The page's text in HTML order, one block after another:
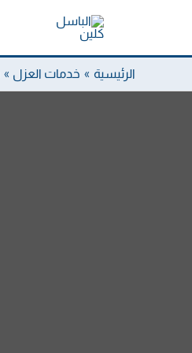
المحتوى
الرئيسية خدمات العزل